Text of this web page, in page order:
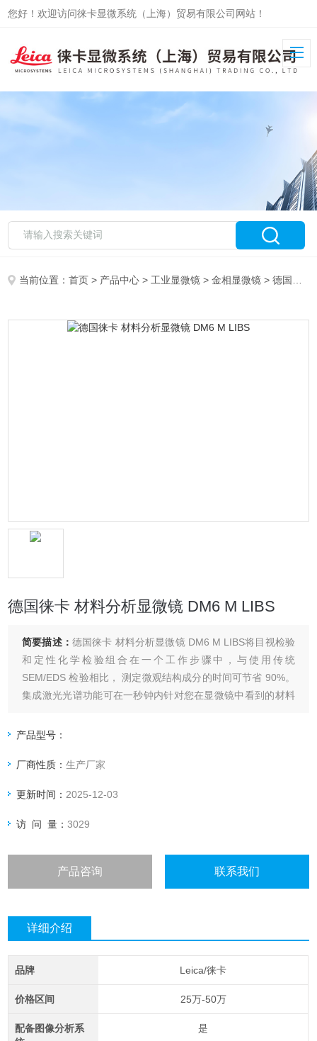
您好！欢迎访问徕卡显微系统（上海）贸易有限公司网站！
当前位置：首页 > 产品中心 > 工业显微镜 >金相显微镜 > 德国徕卡 材料分析显微镜 DM6 M LIBS
德国徕卡 材料分析显微镜 DM6 M LIBS
简要描述： 德国徕卡 材料分析显微镜 DM6 M LIBS将目视检验
和定性化学检验组合在一个工作步骤中，与使用传统
SEM/EDS 检验相比， 测定微观结构成分的时间可节省 90%。
集成激光光谱功能可在一秒钟内针对您在显微镜中看到的材料
产品型号：
厂商性质：生产厂家
更新时间： 2025-12-03
访 问 量：3029
产品咨询 联系我们
详细介绍
品牌 Leica/徕卡
价格区间 25万-50万
配备图像分析系
是